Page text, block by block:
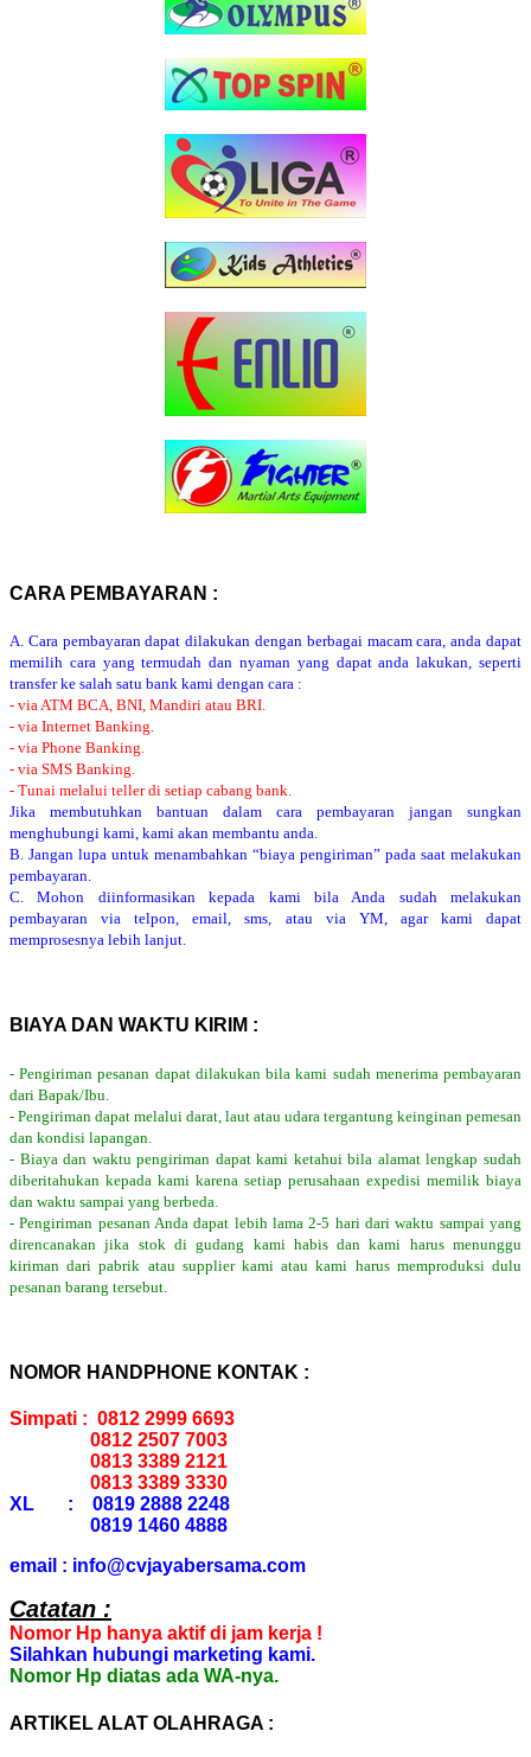
CARA PEMBAYARAN :
A. Cara pembayaran dapat dilakukan dengan berbagai macam cara, anda dapat
memilih cara yang termudah dan nyaman yang dapat anda lakukan, seperti
transfer ke salah satu bank kami dengan cara :
- via ATM BCA, BNI, Mandiri atau BRI.
- via Internet Banking.
- via Phone Banking.
- via SMS Banking.
- Tunai melalui teller di setiap cabang bank.
Jika membutuhkan bantuan dalam cara pembayaran jangan sungkan
menghubungi kami, kami akan membantu anda.
B. Jangan lupa untuk menambahkan “biaya pengiriman” pada saat melakukan
pembayaran.
C. Mohon diinformasikan kepada kami bila Anda sudah melakukan
pembayaran via telpon, email, sms, atau via YM, agar kami dapat
memprosesnya lebih lanjut.
BIAYA DAN WAKTU KIRIM :
- Pengiriman pesanan dapat dilakukan bila kami sudah menerima pembayaran
dari Bapak/Ibu.
- Pengiriman dapat melalui darat, laut atau udara tergantung keinginan pemesan
dan kondisi lapangan.
- Biaya dan waktu pengiriman dapat kami ketahui bila alamat lengkap sudah
diberitahukan kepada kami karena setiap perusahaan expedisi memilik biaya
dan waktu sampai yang berbeda.
- Pengiriman pesanan Anda dapat lebih lama 2-5 hari dari waktu sampai yang
direncanakan jika stok di gudang kami habis dan kami harus menunggu
kiriman dari pabrik atau supplier kami atau kami harus memproduksi dulu
pesanan barang tersebut.
NOMOR HANDPHONE KONTAK :
Simpati : 0812 2999 6693
0812 2507 7003
0813 3389 2121
0813 3389 3330
XL : 0819 2888 2248
0819 1460 4888
email : info@cvjayabersama.com
Catatan :
Nomor Hp hanya aktif di jam kerja !
Silahkan hubungi marketing kami.
Nomor Hp diatas ada WA-nya.
ARTIKEL ALAT OLAHRAGA :